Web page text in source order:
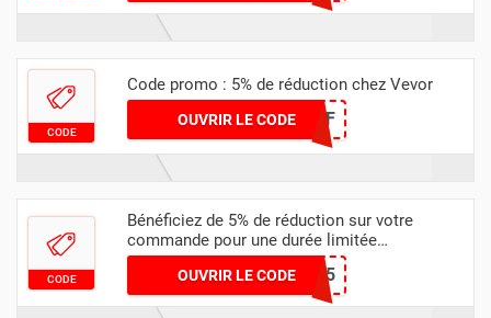
CODE
Code promo : 5% de réduction chez Vevor
OUVRIR LE CODE
VEVORAFF
CODE
Bénéficiez de 5% de réduction sur votre
commande pour une durée limitée
uniquement
OUVRIR LE CODEVVGDS5